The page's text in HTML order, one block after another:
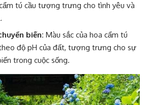
tú cầu tượng trưng cho tình yêu và
biến: Màu sắc của hoa cẩm tú
độ pH của đất, tượng trưng cho sự
trong cuộc sống.